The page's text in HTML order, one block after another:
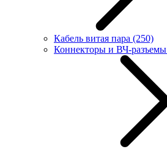
Кабель витая пара (250)
Коннекторы и ВЧ-разъемы